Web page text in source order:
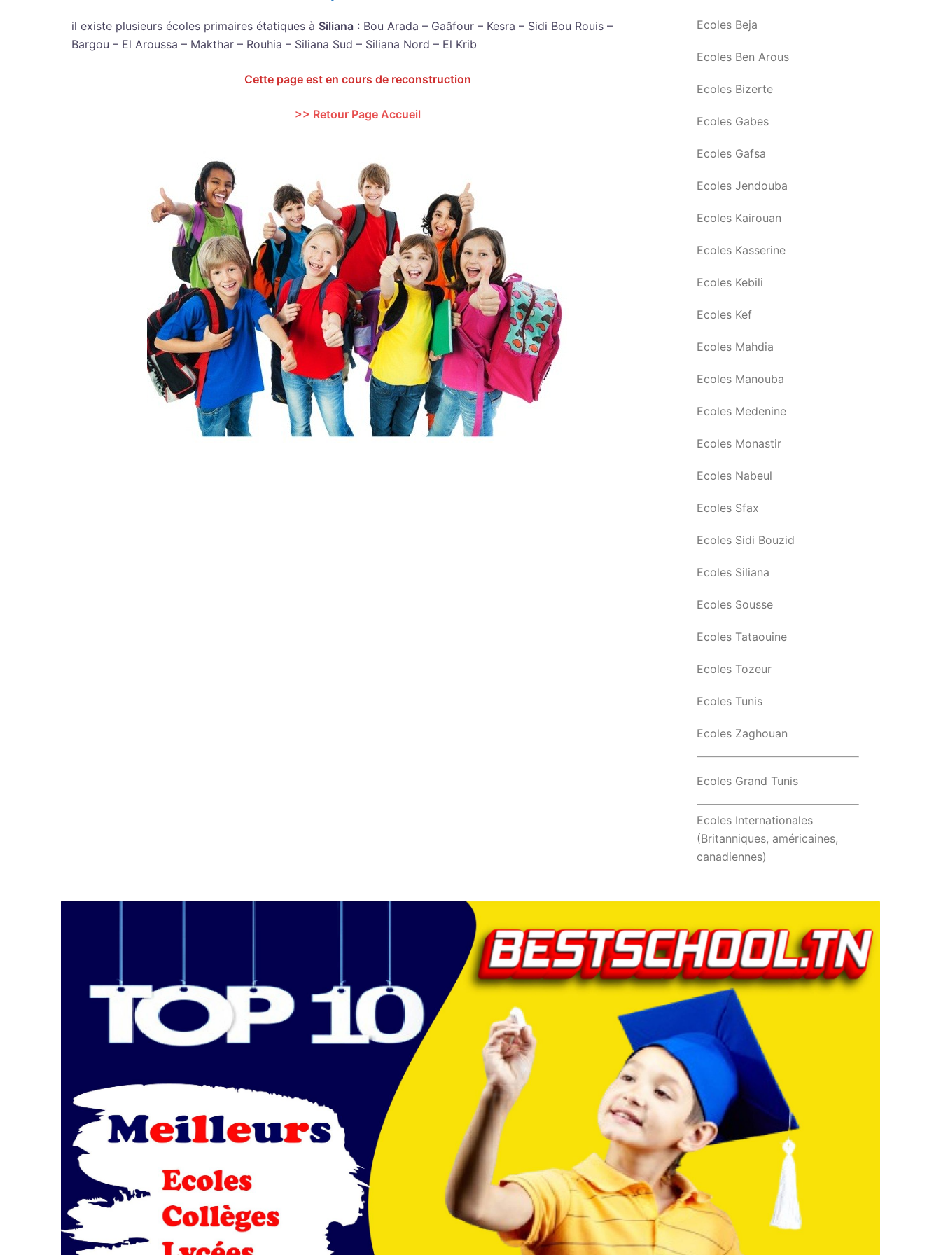
il existe plusieurs écoles primaires étatiques à Siliana : Bou Arada – Gaâfour – Kesra – Sidi Bou Rouis –
Bargou – El Aroussa – Makthar – Rouhia – Siliana Sud – Siliana Nord – El Krib
Cette page est en cours de reconstruction
>> Retour Page Accueil
Ecoles Beja
Ecoles Ben Arous
Ecoles Bizerte
Ecoles Gabes
Ecoles Gafsa
Ecoles Jendouba
Ecoles Kairouan
Ecoles Kasserine
Ecoles Kebili
Ecoles Kef
Ecoles Mahdia
Ecoles Manouba
Ecoles Medenine
Ecoles Monastir
Ecoles Nabeul
Ecoles Sfax
Ecoles Sidi Bouzid
Ecoles Siliana
Ecoles Sousse
Ecoles Tataouine
Ecoles Tozeur
Ecoles Tunis
Ecoles Zaghouan
Ecoles Grand Tunis
Ecoles Internationales
(Britanniques, américaines,
canadiennes)